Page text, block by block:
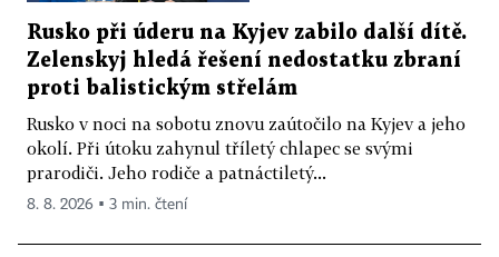
Rusko při úderu na Kyjev zabilo další dítě.
Zelenskyj hledá řešení nedostatku zbraní
proti balistickým střelám
Rusko v noci na sobotu znovu zaútočilo na Kyjev a jeho
okolí. Při útoku zahynul tříletý chlapec se svými
prarodiči. Jeho rodiče a patnáctiletý...
8. 8. 2026 ▪ 3 min. čtení